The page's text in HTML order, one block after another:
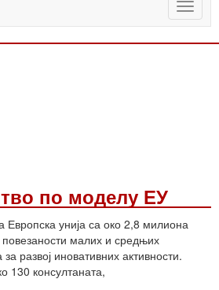
Toggle
по моделу ЕУ
Европска унија са око 2,8 милиона
малих и средњих
развој иновативних активности.
130 консултаната,